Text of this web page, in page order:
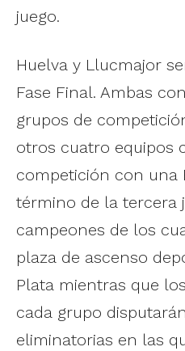
juego.
Huelva y Llucmajor
Fase Final. Ambas
grupos de
otros cuatro equipos
competición con una
término de la tercera
campeones de los
plaza de ascenso
Plata mientras que
cada grupo
eliminatorias en las